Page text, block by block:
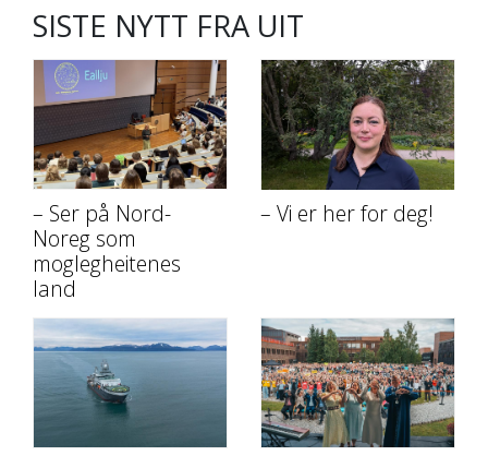
SISTE NYTT FRA UIT
– Ser på Nord-
Noreg som
moglegheitenes
land
– Vi er her for deg!